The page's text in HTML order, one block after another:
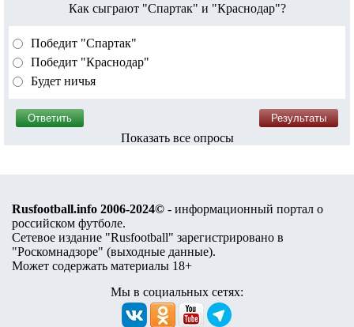
Как сыграют "Спартак" и "Краснодар"?
Победит "Спартак"
Победит "Краснодар"
Будет ничья
Показать все опросы
Rusfootball.info 2006-2024© - информационный портал о
российском футболе.
Сетевое издание "Rusfootball" зарегистрировано в
"Роскомнадзоре" (выходные данные).
Может содержать материалы 18+
Мы в социальных сетях: